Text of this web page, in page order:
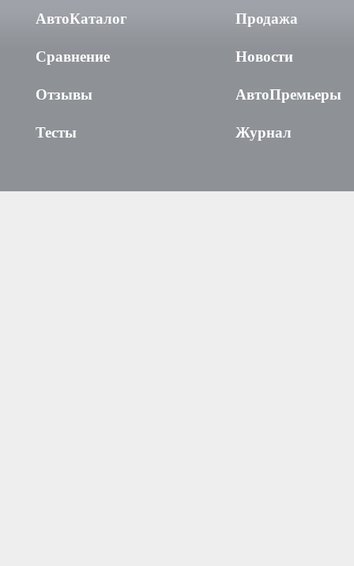
АвтоКаталог
Сравнение
Отзывы
Тесты
Продажа
Новости
АвтоПремьеры
Журнал